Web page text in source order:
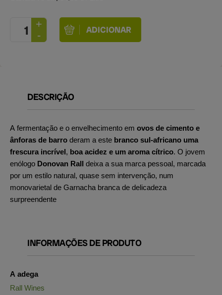
DESCRIÇÃO
A fermentação e o envelhecimento em ovos de cimento e
ânforas de barro deram a este branco sul-africano uma
frescura incrível, boa acidez e um aroma cítrico. O jovem
enólogo Donovan Rall deixa a sua marca pessoal, marcada
por um estilo natural, quase sem intervenção, num
monovarietal de Garnacha branca de delicadeza
surpreendente
INFORMAÇÕES DE PRODUTO
A adega
Rall Wines